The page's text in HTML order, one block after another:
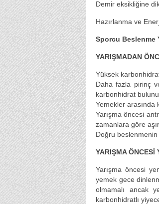
Demir eksikliğine
Hazırlanma ve
Sporcu Beslenme
YARIŞMADAN
Yüksek
Daha fazla pirinç
karbonhidrat
Yemekler arasında
Yarışma öncesi
zamanlara göre
Doğru
YARIŞMA ÖNCESİ
Yarışma öncesi
yemek gece
olmamalı ancak
karbonhidratlı